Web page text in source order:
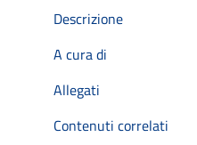
Descrizione
A cura di
Allegati
Contenuti correlati